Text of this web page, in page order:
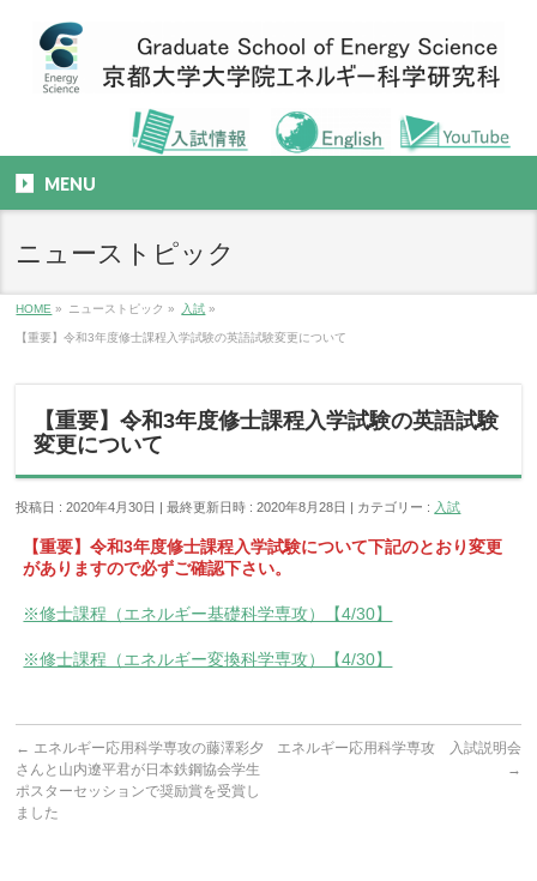
MENU
ニューストピック
HOME » ニューストピック » 入試 »
【重要】令和3年度修士課程入学試験の英語試験変更について
【重要】令和3年度修士課程入学試験の英語試験
変更について
投稿日 : 2020年4月30日 最終更新日時 : 2020年8月28日 カテゴリー : 入試
【重要】令和3年度修士課程入学試験について下記のとおり変更
がありますので必ずご確認下さい。
※修士課程（エネルギー基礎科学専攻）【4/30】
※修士課程（エネルギー変換科学専攻）【4/30】
← エネルギー応用科学専攻の藤澤彩夕
さんと山内遼平君が日本鉄鋼協会学生
ポスターセッションで奨励賞を受賞し
ました
エネルギー応用科学専攻 入試説明会
→